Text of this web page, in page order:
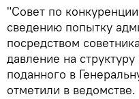
"Совет по
сведению попытку
посредством
давление на
поданного в
отметили в ведомстве.